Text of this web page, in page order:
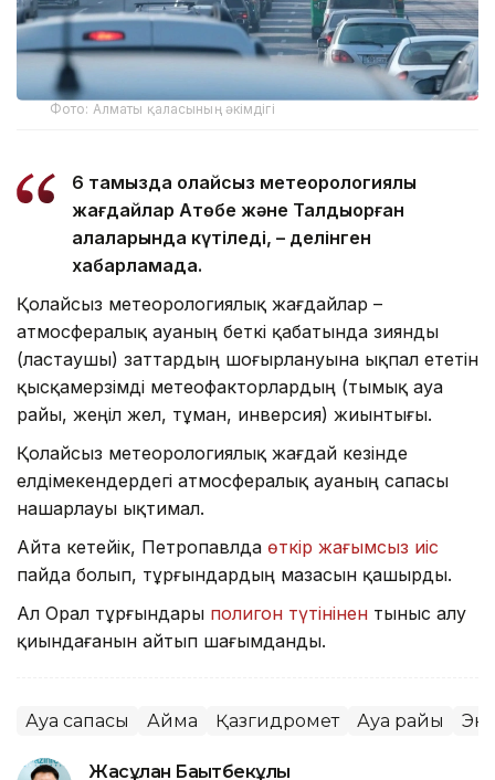
Фото: Алматы қаласының әкімдігі
6 тамызда қолайсыз метеорологиялық
жағдайлар Ақтөбе және Талдықорған
қалаларында күтіледі, – делінген
хабарламада.
Қолайсыз метеорологиялық жағдайлар –
атмосфералық ауаның беткі қабатында зиянды
(ластаушы) заттардың шоғырлануына ықпал ететін
қысқамерзімді метеофакторлардың (тымық ауа
райы, жеңіл жел, тұман, инверсия) жиынтығы.
Қолайсыз метеорологиялық жағдай кезінде
елдімекендердегі атмосфералық ауаның сапасы
нашарлауы ықтимал.
Айта кетейік, Петропавлда өткір жағымсыз иіс
пайда болып, тұрғындардың мазасын қашырды.
Ал Орал тұрғындары полигон түтінінен тыныс алу
қиындағанын айтып шағымданды.
Ауа сапасы Аймақ Қазгидромет Ауа райы
Жасұлан Бақытбекұлы